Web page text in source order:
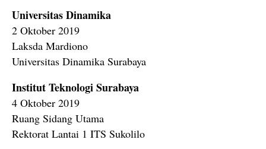
Universitas Dinamika
2 Oktober 2019
Laksda Mardiono
Universitas Dinamika Surabaya
Institut Teknologi Surabaya
4 Oktober 2019
Ruang Sidang Utama
Rektorat Lantai 1 ITS Sukolilo